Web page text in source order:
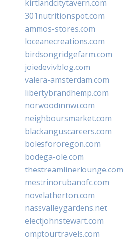
kirtlandcitytavern.com
301nutritionspot.com
ammos-stores.com
loceanecreations.com
birdsongridgefarm.com
joiedevivblog.com
valera-amsterdam.com
libertybrandhemp.com
norwoodinnwi.com
neighboursmarket.com
blackanguscareers.com
bolesfororegon.com
bodega-ole.com
thestreamlinerlounge.com
mestrinorubanofc.com
novelatherton.com
nassvalleygardens.net
electjohnstewart.com
omptourtravels.com